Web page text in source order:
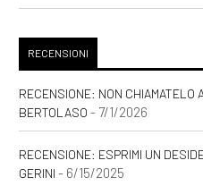
Sara Rattaro:
Febbraio 2021
[24]
Valentina
RECENSIONI
RECENSIONE: NON CHIAMATELO
BERTOLASO - 7/1/2026
RECENSIONE: ESPRIMI UN
GERINI - 6/15/2025